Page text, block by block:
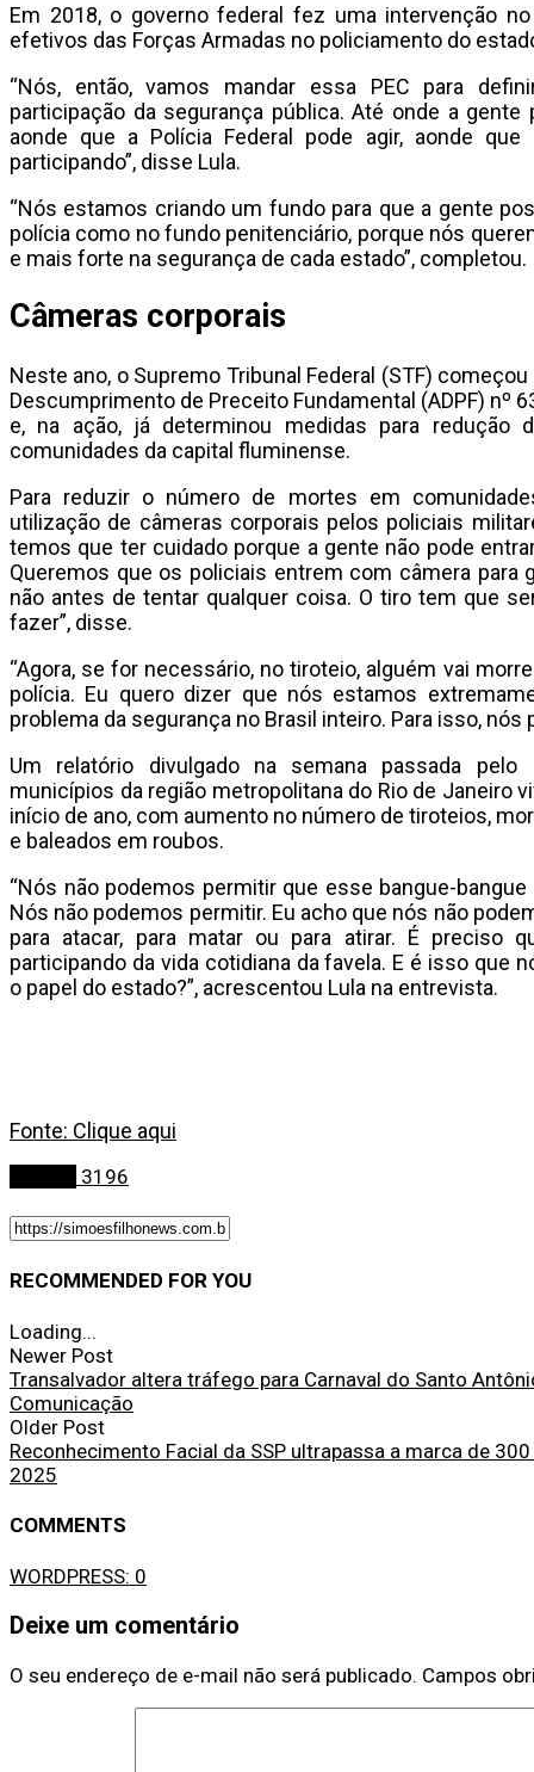
Em 2018, o governo federal fez uma intervenção
efetivos das Forças Armadas no policiamento do
“Nós, então, vamos mandar essa PEC para
participação da segurança pública. Até onde a
aonde que a Polícia Federal pode agir, aonde
participando”, disse Lula.
“Nós estamos criando um fundo para que a gente
polícia como no fundo penitenciário, porque nós
e mais forte na segurança de cada estado”, completou.
Câmeras corporais
Neste ano, o Supremo Tribunal Federal (STF)
Descumprimento de Preceito Fundamental (ADPF) nº
e, na ação, já determinou medidas para redução
comunidades da capital fluminense.
Para reduzir o número de mortes em
utilização de câmeras corporais pelos policiais
temos que ter cuidado porque a gente não pode
Queremos que os policiais entrem com câmera para
não antes de tentar qualquer coisa. O tiro tem que
fazer”, disse.
“Agora, se for necessário, no tiroteio, alguém vai
polícia. Eu quero dizer que nós estamos
problema da segurança no Brasil inteiro. Para isso, nós
Um relatório divulgado na semana passada
municípios da região metropolitana do Rio de Janeiro
início de ano, com aumento no número de tiroteios,
e baleados em roubos.
“Nós não podemos permitir que esse bangue-
Nós não podemos permitir. Eu acho que nós não
para atacar, para matar ou para atirar. É preciso
participando da vida cotidiana da favela. E é isso que
o papel do estado?”, acrescentou Lula na entrevista.
Fonte: Clique aqui
3196
RECOMMENDED FOR YOU
Loading...
Newer Post
Transalvador altera tráfego para Carnaval do Santo
Comunicação
Older Post
Reconhecimento Facial da SSP ultrapassa a marca de
2025
COMMENTS
WORDPRESS: 0
Deixe um comentário
O seu endereço de e-mail não será publicado. Campos